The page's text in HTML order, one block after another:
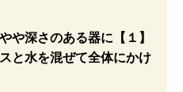
や深さのある器に【１】
と水を混ぜて全体にかけ